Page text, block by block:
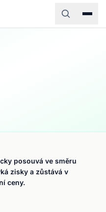
posouvá ve směru
zisky a zůstává v
ceny.